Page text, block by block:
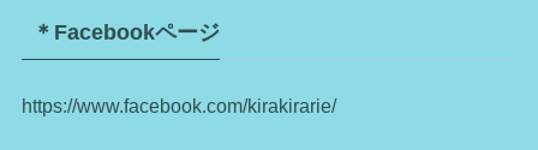
＊Facebookページ
https://www.facebook.com/kirakirarie/